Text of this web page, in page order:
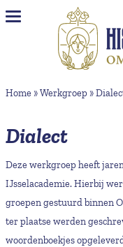
Naar hoofdinhoud
Home »Werkgroep»
Dialect
Deze werkgroep heeft
IJsselacademie. Hierbij
groepen gestuurd binnen
ter plaatse werden
woordenboekjes